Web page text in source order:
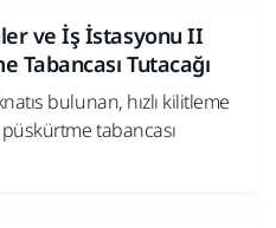
ve İş İstasyonu II
Tabancası Tutacağı
bulunan, hızlı kilitleme
tabancası